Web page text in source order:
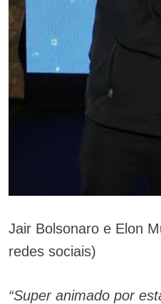
Jair Bolsonaro e Elon
redes sociais)
“Super animado por